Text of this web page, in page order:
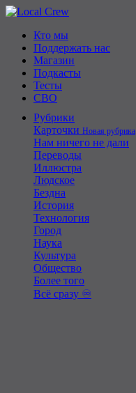
Кто мы
Поддержать нас
Магазин
Подкасты
Тесты
СВО
Рубрики
Карточки Новая рубрика
Нам ничего не дали
Переводы
Иллюстра
Людское
Бездна
История
Технология
Город
Наука
Культура
Общество
Более того
Всё сразу ♾️